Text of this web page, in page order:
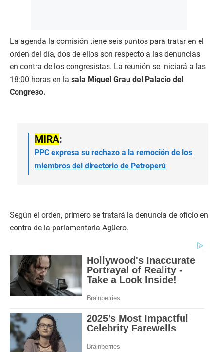
La agenda la comisión tiene seis puntos para tratar en el
orden del día, dos de ellos son respecto a las denuncias
en contra de los congresistas. La reunión se iniciará a las
18:00 horas en la sala Miguel Grau del Palacio del
Congreso.
MIRA:
PPC expresa su rechazo a la remoción de los
miembros del directorio de Petroperú
Según el orden, primero se tratará la denuncia de oficio en
contra de la parlamentaria Agüero.